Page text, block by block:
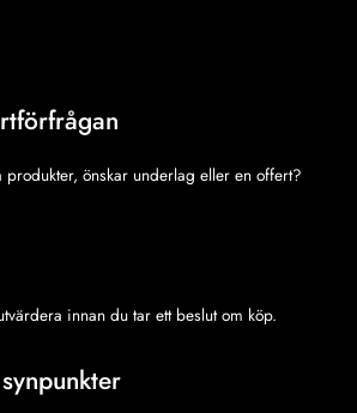
önskar underlag eller en offert?
innan du tar ett beslut om köp.